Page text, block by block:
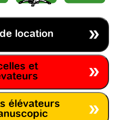
location
et
élévateurs